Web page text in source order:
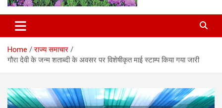
Pahadvasi
Home
राज्य समाचार
गौरा देवी के जन्म शताब्दी के अवसर पर विशेषीकृत माई स्टाम्प किया गया जारी